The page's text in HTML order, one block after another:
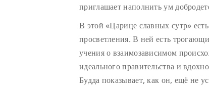
приглашает наполнить ум
В этой «Царице славных сутр»
просветления. В ней есть
учения о взаимозависимом
идеального правительства и
Будда показывает, как он, ещё не